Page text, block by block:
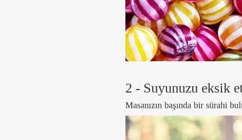
2 - Suyunuzu eksik
Masanızın başında bir sürahi